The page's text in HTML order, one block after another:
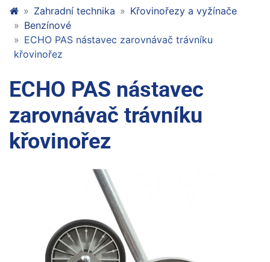
Zahradní technika
Křovinořezy a vyžínače
Benzínové
ECHO PAS nástavec zarovnávač trávníku
křovinořez
ECHO PAS nástavec
zarovnávač trávníku
křovinořez